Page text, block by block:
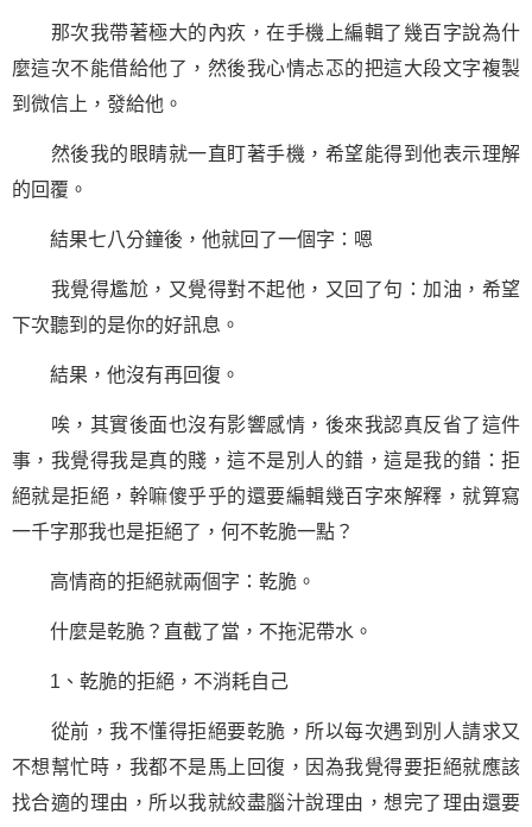
那次我帶著極大的內疚，在手機上編輯了幾百字說為什
麼這次不能借給他了，然後我心情忐忑的把這大段文字複製
到微信上，發給他。
然後我的眼睛就一直盯著手機，希望能得到他表示理解
的回覆。
結果七八分鐘後，他就回了一個字：嗯
我覺得尷尬，又覺得對不起他，又回了句：加油，希望
下次聽到的是你的好訊息。
結果，他沒有再回復。
唉，其實後面也沒有影響感情，後來我認真反省了這件
事，我覺得我是真的賤，這不是別人的錯，這是我的錯：拒
絕就是拒絕，幹嘛傻乎乎的還要編輯幾百字來解釋，就算寫
一千字那我也是拒絕了，何不乾脆一點？
高情商的拒絕就兩個字：乾脆。
什麼是乾脆？直截了當，不拖泥帶水。
1、乾脆的拒絕，不消耗自己
從前，我不懂得拒絕要乾脆，所以每次遇到別人請求又
不想幫忙時，我都不是馬上回復，因為我覺得要拒絕就應該
找合適的理由，所以我就絞盡腦汁說理由，想完了理由還要